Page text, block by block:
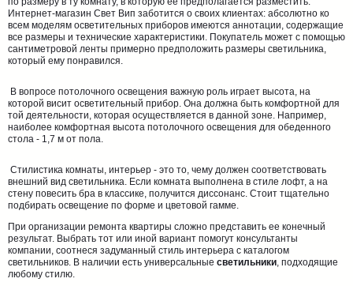
Интернет-магазин Свет Вип заботится о своих клиентах: абсолютно ко
всем моделям осветительных приборов имеются аннотации, содержащие
все размеры и технические характеристики. Покупатель может с помощью
сантиметровой ленты примерно предположить размеры светильника,
который ему понравился.
В вопросе потолочного освещения важную роль играет высота, на
которой висит осветительный прибор. Она должна быть комфортной для
той деятельности, которая осуществляется в данной зоне. Например,
наиболее комфортная высота потолочного освещения для обеденного
стола - 1,7 м от пола.
Стилистика комнаты, интерьер - это то, чему должен соответствовать
внешний вид светильника. Если комната выполнена в стиле лофт, а на
стену повесить бра в классике, получится диссонанс. Стоит тщательно
подбирать освещение по форме и цветовой гамме.
При организации ремонта квартиры сложно представить ее конечный
результат. Выбрать тот или иной вариант помогут консультанты
компании, соотнеся задуманный стиль интерьера с каталогом
светильников. В наличии есть универсальные светильники, подходящие
любому стилю.